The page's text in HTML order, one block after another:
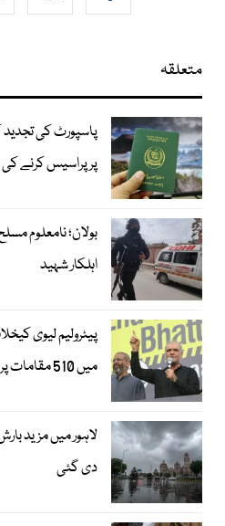
متعلقہ
پاسپورٹ کی تجدید
پر پراسیس کرنے
بولان؛ نامعلوم
اہلکار شہید
پیٹرولیم لیوی
میں 510 مقامات پر دھرنے دے گی
لاہور میں مزید
دی گئی